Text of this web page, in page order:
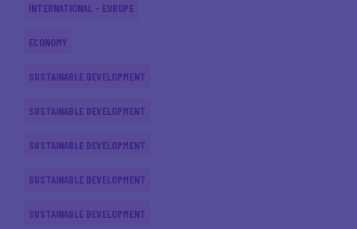
INTERNATIONAL - EUROPE
ECONOMY
SUSTAINABLE DEVELOPMENT
SUSTAINABLE DEVELOPMENT
SUSTAINABLE DEVELOPMENT
SUSTAINABLE DEVELOPMENT
SUSTAINABLE DEVELOPMENT